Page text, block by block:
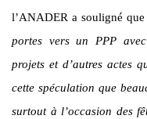
l’ANADER a souligné que
portes vers un PPP
projets et d’autres actes
cette spéculation que
surtout à l’occasion des